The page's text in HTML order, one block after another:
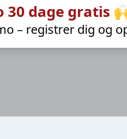
30 dage gratis
– registrer dig og